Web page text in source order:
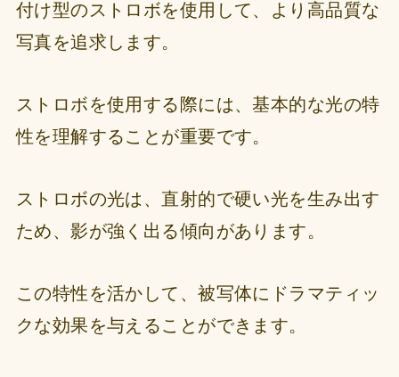
付け型のストロボを使用して、より高品質な
写真を追求します。
ストロボを使用する際には、基本的な光の特
性を理解することが重要です。
ストロボの光は、直射的で硬い光を生み出す
ため、影が強く出る傾向があります。
この特性を活かして、被写体にドラマティッ
クな効果を与えることができます。